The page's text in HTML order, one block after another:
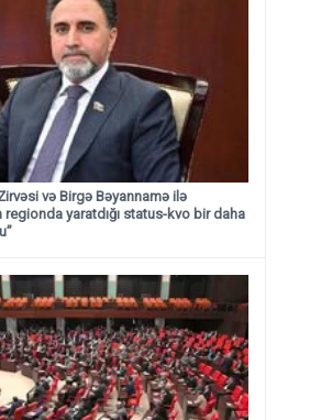
və Birgə Bəyannamə ilə
regionda yaratdığı status-kvo bir daha